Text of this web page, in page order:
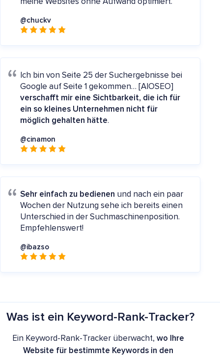
meine Websites ohne Aufwand optimiert.
@chuckv
Ich bin von Seite 25 der Suchergebnisse bei
Google auf Seite 1 gekommen… [AIOSEO]
verschafft mir eine Sichtbarkeit, die ich für
ein so kleines Unternehmen nicht für
möglich gehalten hätte.
@cinamon
Sehr einfach zu bedienen und nach ein paar
Wochen der Nutzung sehe ich bereits einen
Unterschied in der Suchmaschinenposition.
Empfehlenswert!
@ibazso
Was ist ein Keyword-Rank-Tracker?
Ein Keyword-Rank-Tracker überwacht, wo Ihre
Website für bestimmte Keywords in den